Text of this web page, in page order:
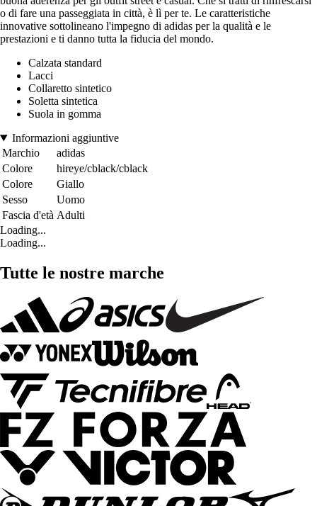
o di fare una passeggiata in città, è lì per te. Le caratteristiche
innovative sottolineano l'impegno di adidas per la qualità e le
prestazioni e ti danno tutta la fiducia del mondo.
Calzata standard
Lacci
Collaretto sintetico
Soletta sintetica
Suola in gomma
Informazioni aggiuntive
Marchio
adidas
Colore
hireye/cblack/cblack
Colore
Giallo
Sesso
Uomo
Fascia d'età Adulti
Loading...
Loading...
Tutte le nostre marche